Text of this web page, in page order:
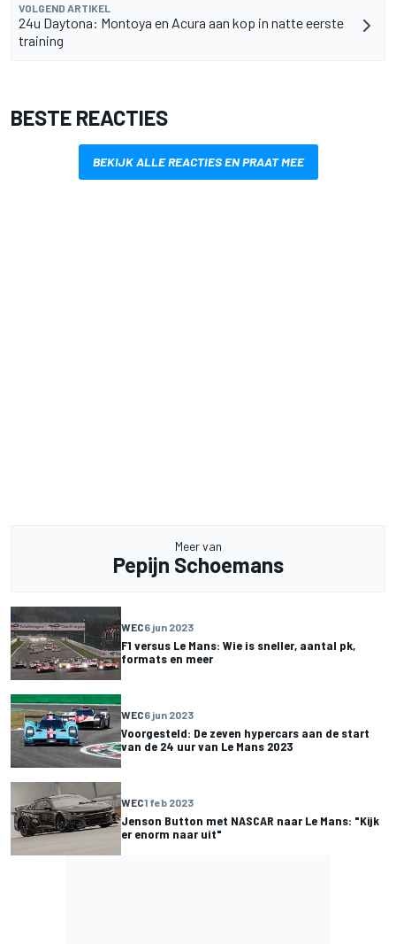
VOLGEND ARTIKEL
24u Daytona: Montoya en Acura aan kop in natte eerste
training
BESTE REACTIES
BEKIJK ALLE REACTIES EN PRAAT MEE
Meer van
Pepijn Schoemans
WEC6 jun 2023
F1 versus Le Mans: Wie is sneller, aantal pk,
formats en meer
WEC6 jun 2023
Voorgesteld: De zeven hypercars aan de start
van de 24 uur van Le Mans 2023
WEC1 feb 2023
Jenson Button met NASCAR naar Le Mans: "Kijk
er enorm naar uit"